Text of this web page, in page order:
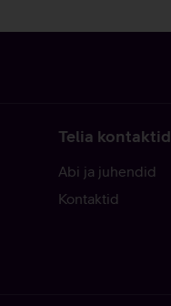
Telia kontaktid
Abi ja juhendid
Kontaktid